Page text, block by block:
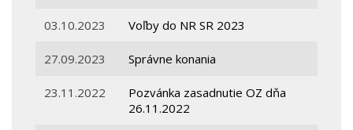
03.10.2023 Voľby do NR SR 2023
27.09.2023 Správne konania
23.11.2022
Pozvánka zasadnutie OZ dňa
26.11.2022